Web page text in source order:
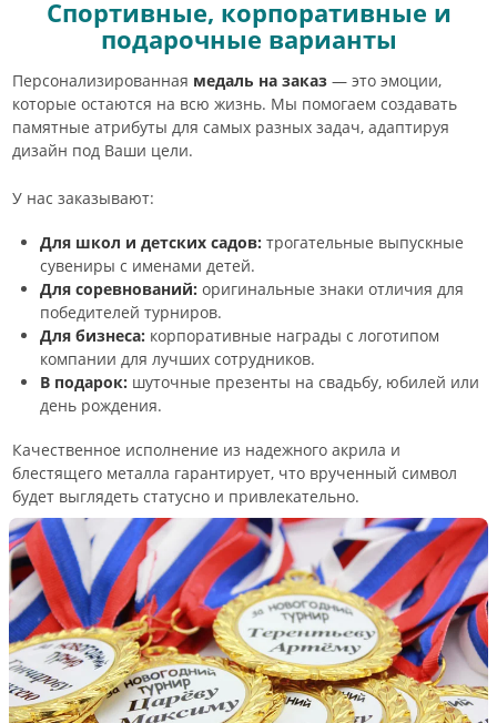
Спортивные, корпоративные и
подарочные варианты
Персонализированная медаль на заказ — это эмоции,
которые остаются на всю жизнь. Мы помогаем создавать
памятные атрибуты для самых разных задач, адаптируя
дизайн под Ваши цели.
У нас заказывают:
Для школ и детских садов: трогательные выпускные
сувениры с именами детей.
Для соревнований: оригинальные знаки отличия для
победителей турниров.
Для бизнеса: корпоративные награды с логотипом
компании для лучших сотрудников.
В подарок: шуточные презенты на свадьбу, юбилей или
день рождения.
Качественное исполнение из надежного акрила и
блестящего металла гарантирует, что врученный символ
будет выглядеть статусно и привлекательно.